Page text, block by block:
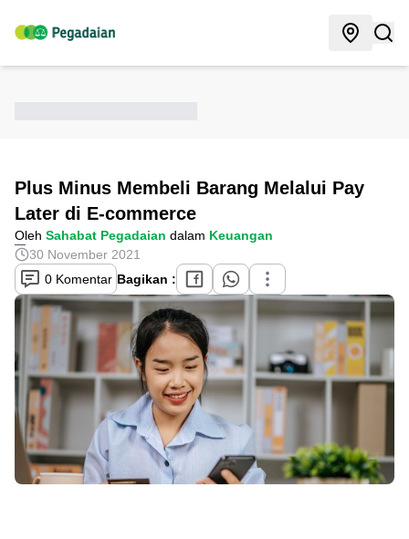
Plus Minus Membeli Barang Melalui Pay
Later di E-commerce
Oleh Sahabat Pegadaian dalam Keuangan
30 November 2021
0 Komentar Bagikan :